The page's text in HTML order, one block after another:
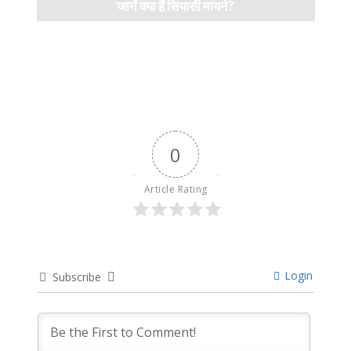
जानें क्या हैं सियासी मायने?
0
Article Rating
Subscribe Login